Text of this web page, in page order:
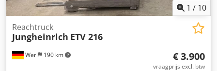
1 / 10
Werl 190 km
Reachtruck
Jungheinrich ETV 216
€ 3.900
vraagprijs excl. btw